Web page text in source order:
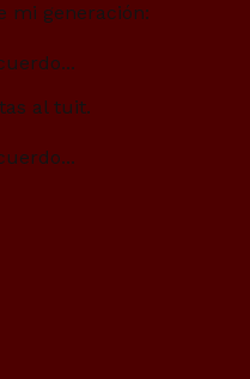
mi generación:
al tuit.